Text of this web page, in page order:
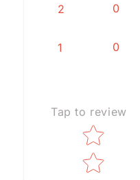
2 0
1 0
Tap to review
Star rating